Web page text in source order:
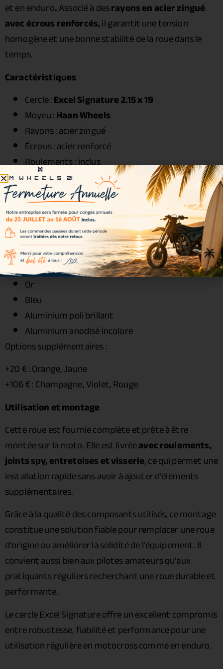
et en enduro.Associé à desrayons en acier zingué
avec écrous renforcés,il garantit une tension
homogène et une bonne stabilité de la roue dans le
temps.
Caractéristiques
Cercle :Excel Signature 2.15 x 19
Moyeu :Haan Wheels
Rayons : acier zingué
Écrous : acier renforcé
Roulements : inclus
Joints spy : inclus
Entretoises : incluses
Visserie : incluse
Couleurs disponibles
Couleurs incluses dans le kit :
Noir
Or
Bleu
Aluminium poli brillant
Aluminium anodisé incolore
Options supplémentaires :
+20 € : Orange, Jaune
+106 € : Champagne, Violet, Rouge
Utilisation et montage
Cette roue est fournie complète et prête à être
montée sur la moto. Elle est livréeavec roulements,
joints spy, entretoises et visserie, ce qui permet une
installation rapide sans avoir à ajouter d’éléments
supplémentaires.
Grâce à la qualité des composants utilisés, ce montage
constitue une solution fiable pour remplacer une roue
d’origine ou améliorer la solidité de l’équipement. Il
convient aussi bien aux pilotes amateurs qu’aux
pratiquants réguliers recherchant une roue durable et
performante.
Le cercle Excel Signature offre un excellent compromis
entre robustesse, fiabilité et performance pour une
utilisation régulière en motocross comme en enduro.